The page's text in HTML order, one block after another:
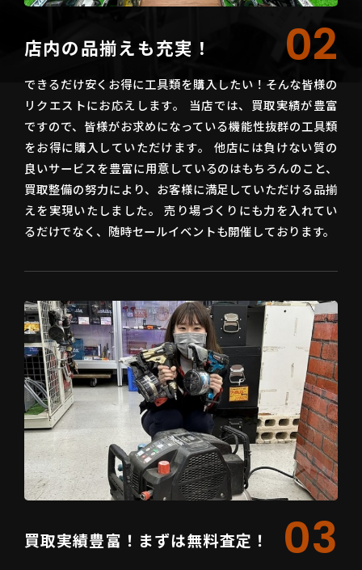
店内の品揃えも充実！ 02
できるだけ安くお得に工具類を購入したい！そんな皆様の
リクエストにお応えします。 当店では、買取実績が豊富
ですので、皆様がお求めになっている機能性抜群の工具類
をお得に購入していただけます。 他店には負けない質の
良いサービスを豊富に用意しているのはもちろんのこと、
買取整備の努力により、お客様に満足していただける品揃
えを実現いたしました。 売り場づくりにも力を入れてい
るだけでなく、随時セールイベントも開催しております。
買取実績豊富！まずは無料査定！ 03